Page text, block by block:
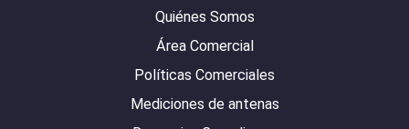
Quiénes Somos
Área Comercial
Políticas Comerciales
Mediciones de antenas